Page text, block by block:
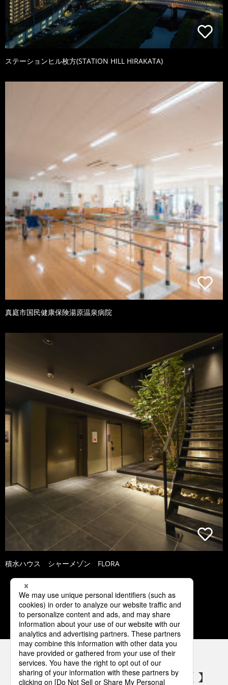
ステーションヒル枚方(STATION HILL HIRAKATA)
真庭市国民健康保険湯原温泉病院
積水ハウス シャーメゾン FLORA
1 2 3 4 5
パナソニックの電気設備 SNSアカウント